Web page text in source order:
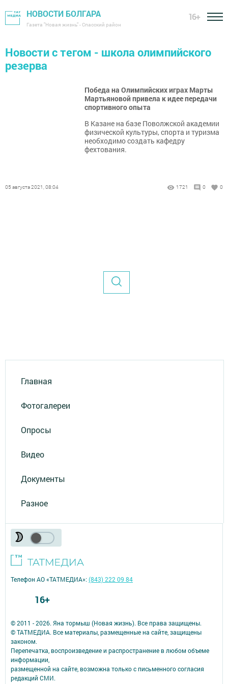
НОВОСТИ БОЛГАРА
Газета "Новая жизнь" - Спасский район
16+
Новости с тегом - школа олимпийского
резерва
Победа на Олимпийских играх Марты
Мартьяновой привела к идее передачи
спортивного опыта
В Казане на базе Поволжской академии
физической культуры, спорта и туризма
необходимо создать кафедру
фехтования.
05 августа 2021, 08:04 1721 0 0
Главная
Фотогалереи
Опросы
Видео
Документы
Разное
© 2011 - 2026. Яна тормыш (Новая жизнь). Все права защищены.
© ТАТМЕДИА. Все материалы, размещенные на сайте, защищены
законом.
Перепечатка, воспроизведение и распространение в любом объеме
информации,
размещенной на сайте, возможна только с письменного согласия
редакций СМИ.
Телефон АО «ТАТМЕДИА»:(843) 222 09 84
16+